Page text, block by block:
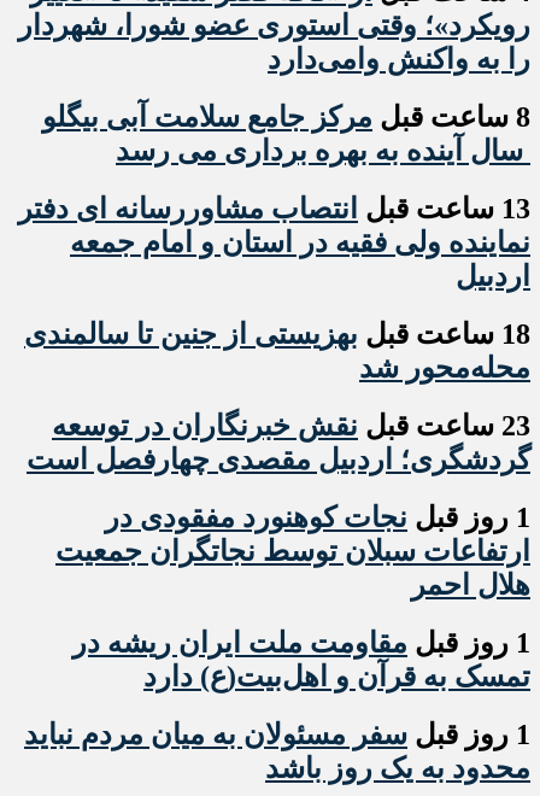
رویکرد»؛ وقتی استوری عضو شورا، شهردار
را به واکنش وامی‌دارد
8 ساعت قبل
مرکز جامع سلامت آبی بیگلو
سال آینده به بهره برداری می رسد
13 ساعت قبل
انتصاب مشاوررسانه ای دفتر
نماینده ولی فقیه در استان و امام جمعه
اردبیل
18 ساعت قبل
بهزیستی از جنین تا سالمندی
محله‌محور شد
23 ساعت قبل
نقش خبرنگاران در توسعه
گردشگری؛ اردبیل مقصدی چهارفصل است
1 روز قبل
نجات کوهنورد مفقودی در
ارتفاعات سبلان توسط نجاتگران جمعیت
هلال احمر
1 روز قبل
مقاومت ملت ایران ریشه در
تمسک به قرآن و اهل‌بیت(ع) دارد
1 روز قبل
سفر مسئولان به میان مردم نباید
محدود به یک روز باشد